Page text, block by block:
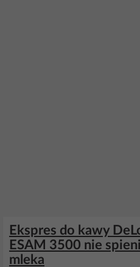
Ekspres do kawy
ESAM 3500 nie
mleka